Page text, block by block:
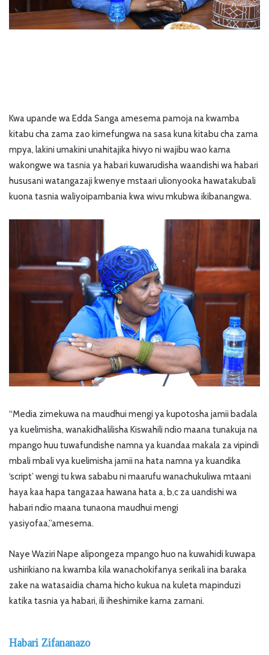
Kwa upande wa Edda Sanga amesema pamoja na kwamba
kitabu cha zama zao kimefungwa na sasa kuna kitabu cha zama
mpya, lakini umakini unahitajika hivyo ni wajibu wao kama
wakongwe wa tasnia ya habari kuwarudisha waandishi wa habari
hususani watangazaji kwenye mstaari ulionyooka hawatakubali
kuona tasnia waliyoipambania kwa wivu mkubwa ikibanangwa.
“Media zimekuwa na maudhui mengi ya kupotosha jamii badala
ya kuelimisha, wanakidhalilisha Kiswahili ndio maana tunakuja na
mpango huu tuwafundishe namna ya kuandaa makala za vipindi
mbali mbali vya kuelimisha jamii na hata namna ya kuandika
‘script’ wengi tu kwa sababu ni maarufu wanachukuliwa mtaani
haya kaa hapa tangazaa hawana hata a, b,c za uandishi wa
habari ndio maana tunaona maudhui mengi
yasiyofaa,”amesema.
Naye Waziri Nape alipongeza mpango huo na kuwahidi kuwapa
ushirikiano na kwamba kila wanachokifanya serikali ina baraka
zake na watasaidia chama hicho kukua na kuleta mapinduzi
katika tasnia ya habari, ili iheshimike kama zamani.
Habari Zifananazo